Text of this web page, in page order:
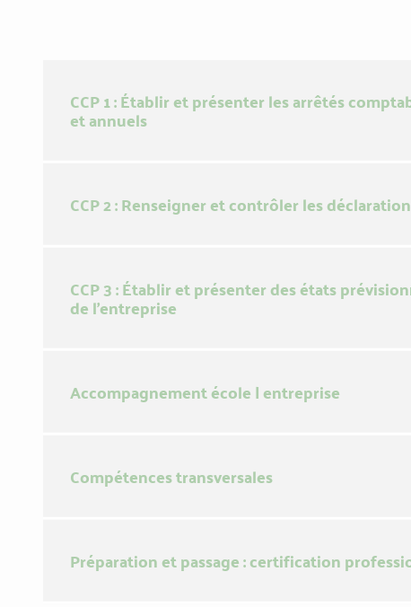
CCP 1 : Établir et présenter les arrêtés
et annuels
CCP 2 : Renseigner et contrôler les
CCP 3 : Établir et présenter des états
de l'entreprise
Accompagnement école | entreprise
Compétences transversales
Préparation et passage : certification